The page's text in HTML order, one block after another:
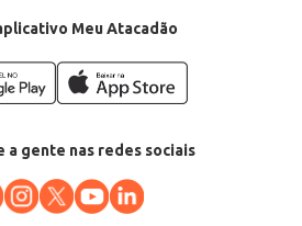
Meu Atacadão
a gente nas redes sociais